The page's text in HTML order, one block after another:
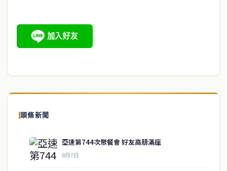
頭條新聞
亞速第744次聚餐會 好友高朋滿座
8月7日